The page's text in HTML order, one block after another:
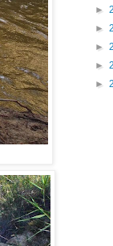
►
►
►
►
►